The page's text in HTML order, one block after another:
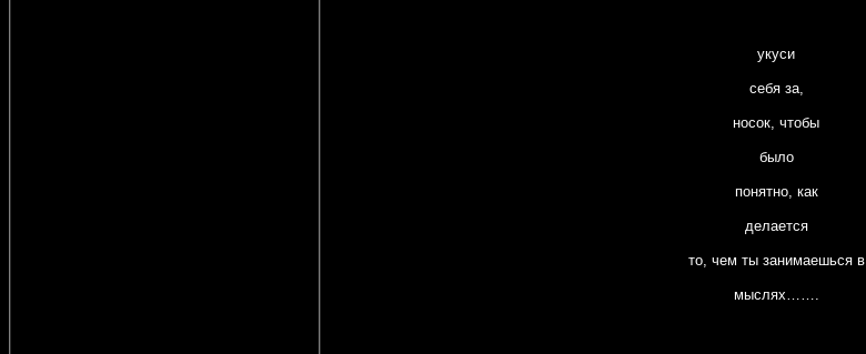
укуси
себя за,
носок, чтобы
было
понятно, как
делается
то, чем ты занимаешься в
мыслях…….